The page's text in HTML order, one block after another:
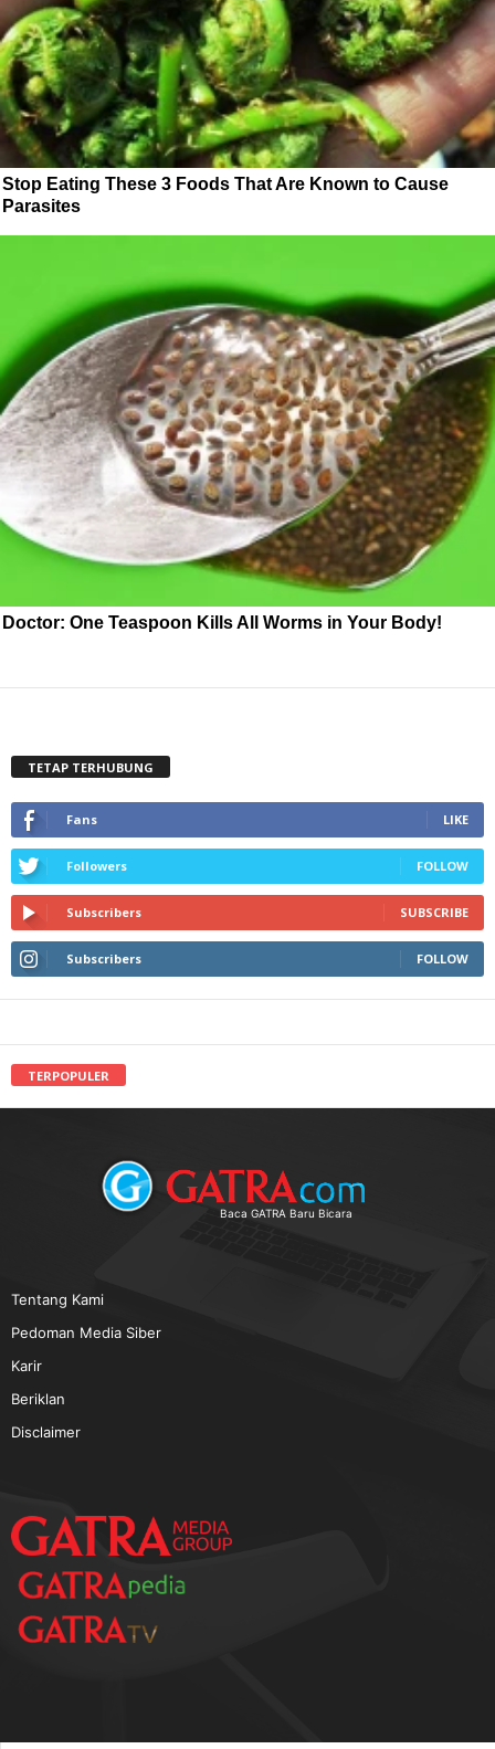
Stop Eating These 3 Foods That Are Known to Cause
Parasites
Doctor: One Teaspoon Kills All Worms in Your Body!
TETAP TERHUBUNG
Fans LIKE
Followers FOLLOW
Subscribers SUBSCRIBE
Subscribers FOLLOW
TERPOPULER